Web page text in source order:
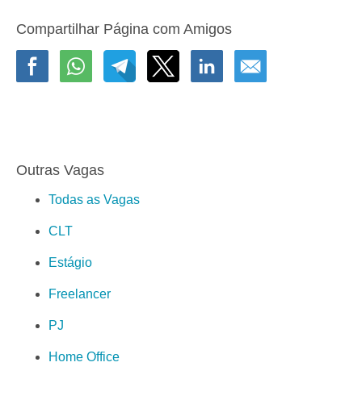
Compartilhar Página com Amigos
Outras Vagas
Todas as Vagas
CLT
Estágio
Freelancer
PJ
Home Office